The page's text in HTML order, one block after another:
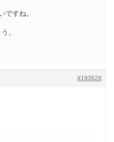
ですね。
。
#193628